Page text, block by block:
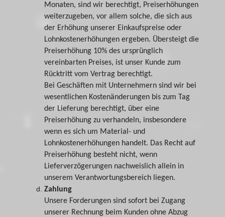
Monaten, sind wir berechtigt, Preiserhöhungen
weiterzugeben, vor allem solche, die sich aus
der Erhöhung unserer Einkaufspreise oder
Lohnkostenerhöhungen ergeben. Übersteigt die
Preiserhöhung 10% des ursprünglich
vereinbarten Preises, ist unser Kunde zum
Rücktritt vom Vertrag berechtigt.
Bei Geschäften mit Unternehmern sind wir bei
wesentlichen Kostenänderungen bis zum Tag
der Lieferung berechtigt, über eine
Preiserhöhung zu verhandeln, insbesondere
wenn es sich um Material- und
Lohnkostenerhöhungen handelt. Das Recht auf
Preiserhöhung besteht nicht, wenn
Lieferverzögerungen nachweislich allein in
unserem Verantwortungsbereich liegen.
Zahlung
Unsere Forderungen sind sofort bei Zugang
unserer Rechnung beim Kunden ohne Abzug